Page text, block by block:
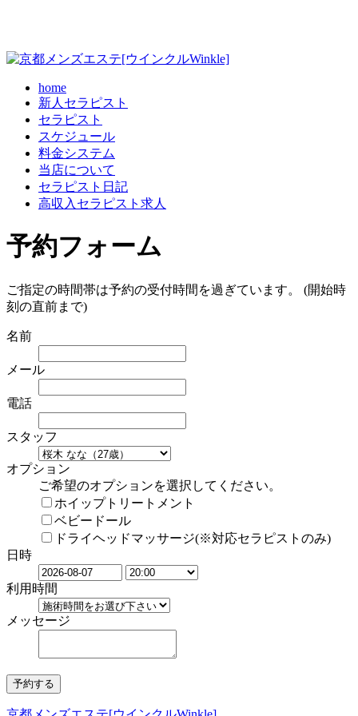
home
新人セラピスト
セラピスト
スケジュール
料金システム
当店について
セラピスト日記
高収入セラピスト求人
予約フォーム
ご指定の時間帯は予約の受付時間を過ぎています。 (開始時
刻の直前まで)
名前
メール
電話
スタッフ
オプション
ご希望のオプションを選択してください。
ホイップトリートメント
ベビードール
ドライヘッドマッサージ(※対応セラピストのみ)
日時
利用時間
メッセージ